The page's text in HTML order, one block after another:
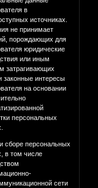
в
источниках.
не принимает
порождающих для
юридические
или иным
затрагивающих
законные интересы
на основании
персональных
сборе персональных
в том числе
сети